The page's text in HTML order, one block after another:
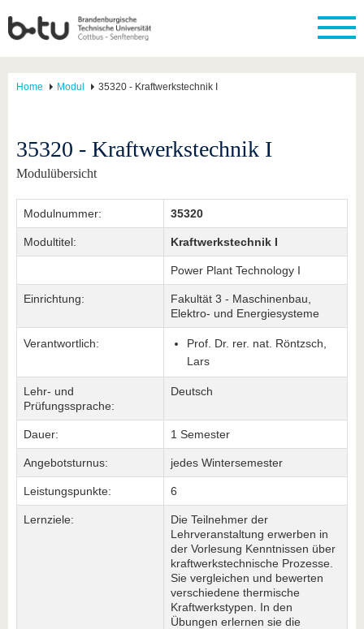
Home Modul 35320 - Kraftwerkstechnik I
35320 - Kraftwerkstechnik I
Modulübersicht
Modulnummer: 35320
Modultitel: Kraftwerkstechnik I
Power Plant Technology I
Einrichtung:
Fakultät 3 - Maschinenbau,
Elektro- und Energiesysteme
Verantwortlich:
Prof. Dr. rer. nat. Röntzsch,
Lars
Lehr- und
Prüfungssprache:
Deutsch
Dauer: 1 Semester
Angebotsturnus: jedes Wintersemester
Leistungspunkte: 6
Lernziele:
Die Teilnehmer der
Lehrveranstaltung erwerben in
der Vorlesung Kenntnissen über
kraftwerkstechnische Prozesse.
Sie vergleichen und bewerten
verschiedene thermische
Kraftwerkstypen. In den
Übungen erlernen sie die